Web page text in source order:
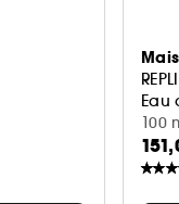
Eau
100